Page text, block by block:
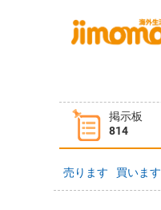
掲示板
814
タウン情報
売ります 買います